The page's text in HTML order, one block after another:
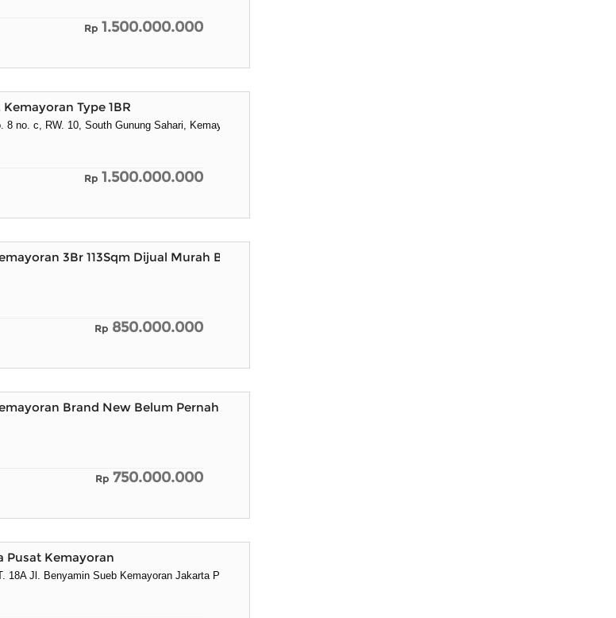
Rp 1.500.000.000
Type 1BR
no. c, RW. 10, South Gunung Sahari, Kemayoran, Jakarta 10610
Rp 1.500.000.000
3Br 113Sqm Dijual Murah Banget
Rp 850.000.000
Brand New Belum Pernah Dihuni
Rp 750.000.000
Pusat Kemayoran
18A Jl. Benyamin Sueb Kemayoran Jakarta Pusat